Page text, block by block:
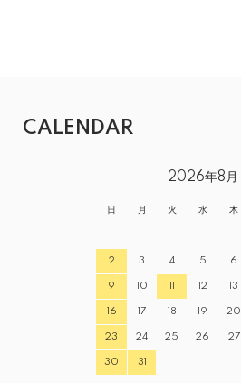
CALENDAR
2026年8月
日 月 火 水 木
2 3 4 5 6
9 10 11 12 13
16 17 18 19 20
23 24 25 26 27
30 31